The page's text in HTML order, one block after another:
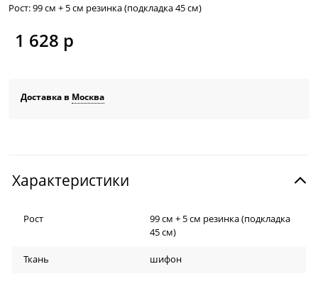
Рост:99 см + 5 см резинка (подкладка 45 см)
1 628 р
Доставка в Москва
Характеристики
Рост
99 см + 5 см резинка (подкладка
45 см)
Ткань шифон